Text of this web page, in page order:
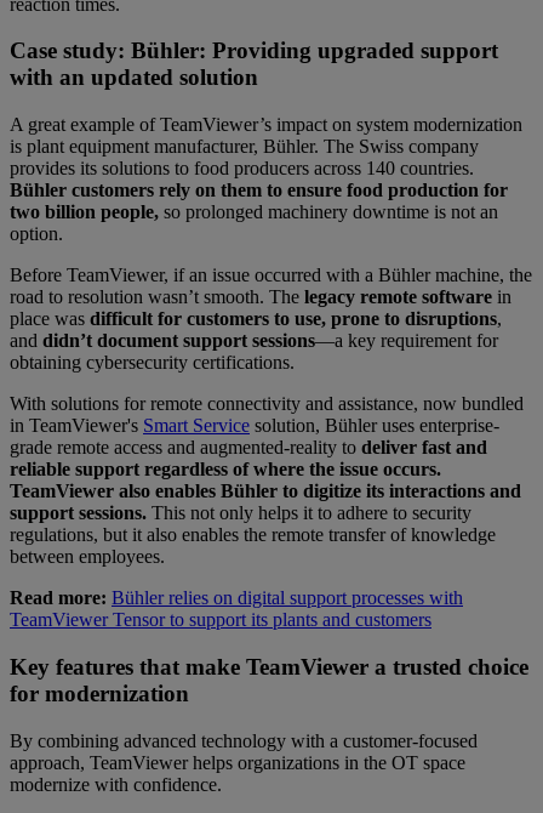
Case study: Bühler: Providing upgraded support
with an updated solution
A great example of TeamViewer’s impact on system modernization
is plant equipment manufacturer, Bühler. The Swiss company
provides its solutions to food producers across 140 countries.
Bühler customers rely on them to ensure food production for
two billion people, so prolonged machinery downtime is not an
option.
Before TeamViewer, if an issue occurred with a Bühler machine, the
road to resolution wasn’t smooth. The legacy remote software in
place was difficult for customers to use, prone to disruptions,
and didn’t document support sessions—a key requirement for
obtaining cybersecurity certifications.
With solutions for remote connectivity and assistance, now bundled
in TeamViewer's Smart Service solution, Bühler uses enterprise-
grade remote access and augmented-reality to deliver fast and
reliable support regardless of where the issue occurs.
TeamViewer also enables Bühler to digitize its interactions and
support sessions. This not only helps it to adhere to security
regulations, but it also enables the remote transfer of knowledge
between employees.
Read more: Bühler relies on digital support processes with
TeamViewer Tensor to support its plants and customers
Key features that make TeamViewer a trusted choice
for modernization
By combining advanced technology with a customer-focused
approach, TeamViewer helps organizations in the OT space
modernize with confidence.